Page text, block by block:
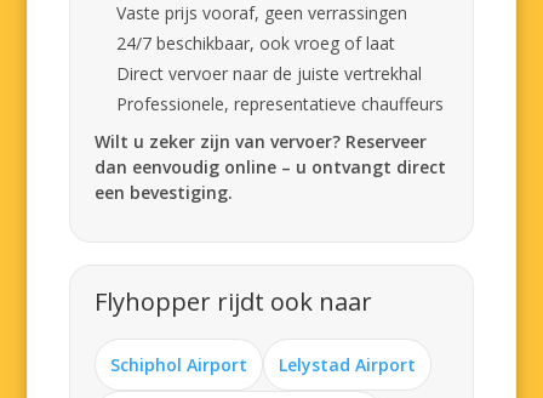
Vaste prijs vooraf, geen verrassingen
24/7 beschikbaar, ook vroeg of laat
Direct vervoer naar de juiste vertrekhal
Professionele, representatieve chauffeurs
Wilt u zeker zijn van vervoer? Reserveer
dan eenvoudig online – u ontvangt direct
een bevestiging.
Flyhopper rijdt ook naar
Schiphol Airport Lelystad Airport